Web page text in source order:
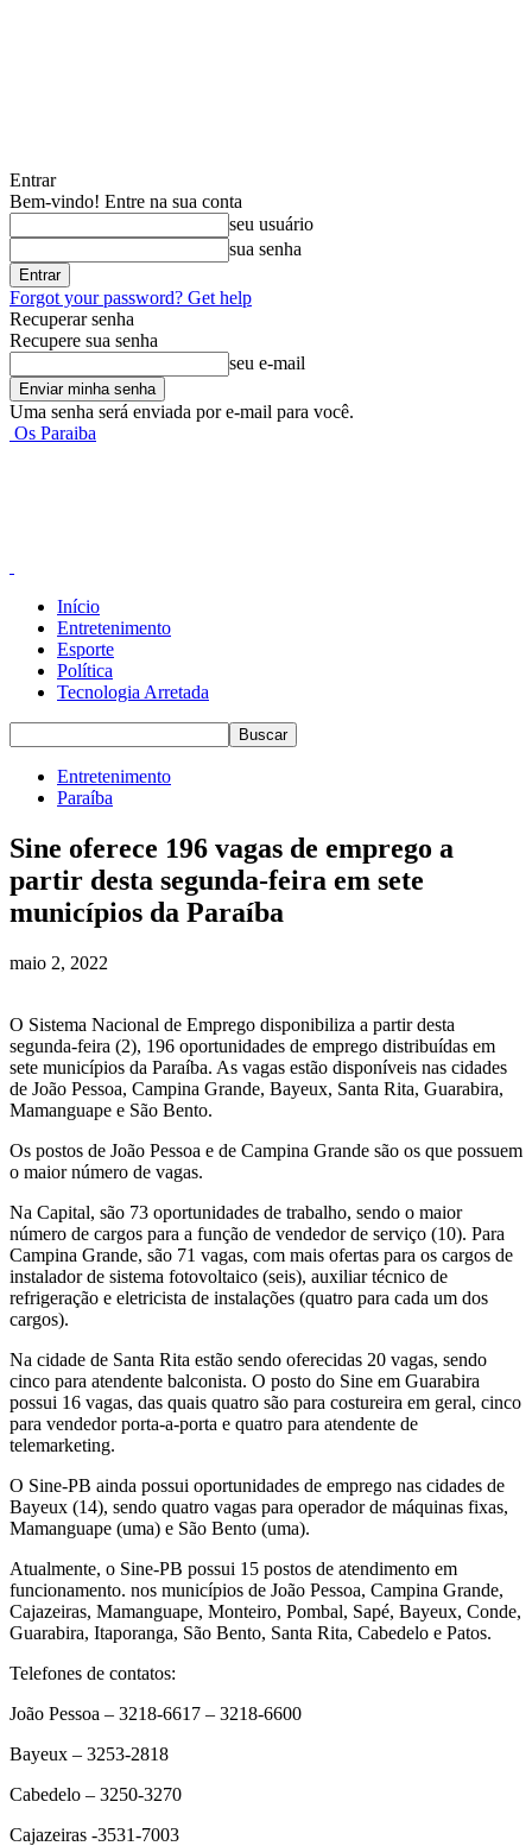
Entrar
Bem-vindo! Entre na sua conta
seu usuário
sua senha
Forgot your password? Get help
Recuperar senha
Recupere sua senha
seu e-mail
Uma senha será enviada por e-mail para você.
Os Paraiba
Início
Entretenimento
Esporte
Política
Tecnologia Arretada
Entretenimento
Paraíba
Sine oferece 196 vagas de emprego a
partir desta segunda-feira em sete
municípios da Paraíba
maio 2, 2022
O Sistema Nacional de Emprego disponibiliza a partir desta
segunda-feira (2), 196 oportunidades de emprego distribuídas em
sete municípios da Paraíba. As vagas estão disponíveis nas cidades
de João Pessoa, Campina Grande, Bayeux, Santa Rita, Guarabira,
Mamanguape e São Bento.
Os postos de João Pessoa e de Campina Grande são os que possuem
o maior número de vagas.
Na Capital, são 73 oportunidades de trabalho, sendo o maior
número de cargos para a função de vendedor de serviço (10). Para
Campina Grande, são 71 vagas, com mais ofertas para os cargos de
instalador de sistema fotovoltaico (seis), auxiliar técnico de
refrigeração e eletricista de instalações (quatro para cada um dos
cargos).
Na cidade de Santa Rita estão sendo oferecidas 20 vagas, sendo
cinco para atendente balconista. O posto do Sine em Guarabira
possui 16 vagas, das quais quatro são para costureira em geral, cinco
para vendedor porta-a-porta e quatro para atendente de
telemarketing.
O Sine-PB ainda possui oportunidades de emprego nas cidades de
Bayeux (14), sendo quatro vagas para operador de máquinas fixas,
Mamanguape (uma) e São Bento (uma).
Atualmente, o Sine-PB possui 15 postos de atendimento em
funcionamento. nos municípios de João Pessoa, Campina Grande,
Cajazeiras, Mamanguape, Monteiro, Pombal, Sapé, Bayeux, Conde,
Guarabira, Itaporanga, São Bento, Santa Rita, Cabedelo e Patos.
Telefones de contatos:
João Pessoa – 3218-6617 – 3218-6600
Bayeux – 3253-2818
Cabedelo – 3250-3270
Cajazeiras -3531-7003